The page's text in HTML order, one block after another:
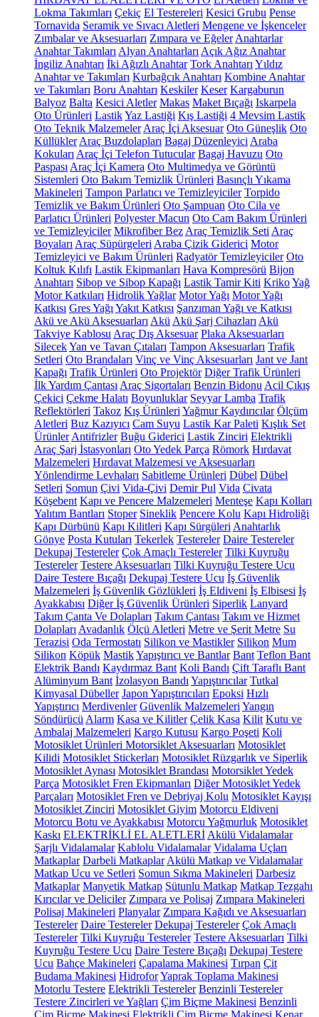
Lokma Takımları Çekiç El Testereleri Kesici Grubu Pense
Tornavida Seramik ve Sıvacı Aletleri Mengene ve İşkenceler
Zımbalar ve Aksesuarları Zımpara ve Eğeler Anahtarlar
Anahtar Takımları Alyan Anahtarları Açık Ağız Anahtar
İngiliz Anahtarı İki Ağızlı Anahtar Tork Anahtarı Yıldız
Anahtar ve Takımları Kurbağcık Anahtarı Kombine Anahtar
ve Takımları Boru Anahtarı Keskiler Keser Kargaburun
Balyoz Balta Kesici Aletler Makas Maket Bıçağı Iskarpela
Oto Ürünleri LastikYaz Lastiği Kış Lastiği 4 Mevsim Lastik
Oto Teknik Malzemeler Araç İçi Aksesuar Oto Güneşlik Oto
Küllükler Araç Buzdolapları Bagaj Düzenleyici Araba
Kokuları Araç İçi Telefon Tutucular Bagaj Havuzu Oto
Paspası Araç İçi Kamera Oto Multimedya ve Görüntü
Sistemleri Oto Bakım Temizlik Ürünleri Basınçlı Yıkama
Makineleri Tampon Parlatıcı ve Temizleyiciler Torpido
Temizlik ve Bakım Ürünleri Oto Şampuan Oto Cila ve
Parlatıcı Ürünleri Polyester Macun Oto Cam Bakım Ürünleri
ve Temizleyiciler Mikrofiber Bez Araç Temizlik Seti Araç
Boyaları Araç Süpürgeleri Araba Çizik Giderici Motor
Temizleyici ve Bakım Ürünleri Radyatör Temizleyiciler Oto
Koltuk Kılıfı Lastik Ekipmanları Hava Kompresörü Bijon
Anahtarı Sibop ve Sibop Kapağı Lastik Tamir Kiti KrikoYağ
Motor Katkıları Hidrolik Yağlar Motor Yağı Motor Yağı
Katkısı Gres Yağı Yakıt Katkısı Şanzıman Yağı ve Katkısı
Akü ve Akü Aksesuarları Akü Akü Şarj Cihazları Akü
Takviye Kablosu Araç Dış Aksesuar Plaka Aksesuarları
SilecekYan ve Tavan Çıtaları Tampon Aksesuarları Trafik
Setleri Oto Brandaları Vinç ve Vinç Aksesuarları Jant ve Jant
Kapağı Trafik Ürünleri Oto Projektör Diğer Trafik Ürünleri
İlk Yardım Çantası Araç Sigortaları Benzin Bidonu Acil Çıkış
Çekici Çekme Halatı Boyunluklar Seyyar Lamba Trafik
Reflektörleri Takoz Kış Ürünleri Yağmur Kaydırıcılar Ölçüm
Aletleri Buz Kazıyıcı Cam Suyu Lastik Kar Paleti Kışlık Set
Ürünler Antifrizler Buğu Giderici Lastik Zinciri Elektrikli
Araç Şarj İstasyonları Oto Yedek Parça Römork Hırdavat
Malzemeleri Hırdavat Malzemesi ve Aksesuarları
Yönlendirme Levhaları Sabitleme Ürünleri Dübel Dübel
Setleri Somun Çivi Vida-Çivi Demir Pul Vida Civata
Köşebent Kapı ve Pencere Malzemeleri Menteşe Kapı Kolları
Yalıtım Bantları Stoper Sineklik Pencere Kolu Kapı Hidroliği
Kapı Dürbünü Kapı Kilitleri Kapı Sürgüleri Anahtarlık
Gönye Posta Kutuları Tekerlek Testereler Daire Testereler
Dekupaj Testereler Çok Amaçlı Testereler Tilki Kuyruğu
Testereler Testere Aksesuarları Tilki Kuyruğu Testere Ucu
Daire Testere Bıçağı Dekupaj Testere Ucu İş Güvenlik
Malzemeleri İş Güvenlik Gözlükleri İş Eldiveni İş Elbisesi İş
Ayakkabısı Diğer İş Güvenlik Ürünleri Siperlik Lanyard
Takım Çanta Ve Dolapları Takım Çantası Takım ve Hizmet
Dolapları Avadanlık Ölçü Aletleri Metre ve Şerit Metre Su
Terazisi Oda Termostatı Silikon ve Mastikler Silikon Mum
Silikon Köpük MastikYapıştırıcı ve Bantlar Bant Teflon Bant
Elektrik Bandı Kaydırmaz Bant Koli Bandı Çift Taraflı Bant
Alüminyum Bant İzolasyon Bandı Yapıştırıcılar Tutkal
Kimyasal Dübeller Japon Yapıştırıcıları Epoksi Hızlı
Yapıştırıcı Merdivenler Güvenlik Malzemeleri Yangın
Söndürücü Alarm Kasa ve Kilitler Çelik Kasa Kilit Kutu ve
Ambalaj Malzemeleri Kargo Kutusu Kargo Poşeti Koli
Motosiklet Ürünleri Motorsiklet Aksesuarları Motosiklet
Kilidi Motosiklet Stickerları Motosiklet Rüzgarlık ve Siperlik
Motosiklet Aynası Motosiklet Brandası Motorsiklet Yedek
Parça Motosiklet Fren Ekipmanları Diğer Motosiklet Yedek
Parçaları Motosiklet Fren ve Debriyaj Kolu Motosiklet Kayışı
Motosiklet Zinciri Motosiklet Giyim Motorcu Eldiveni
Motorcu Botu ve Ayakkabısı Motorcu Yağmurluk Motosiklet
Kaskı ELEKTRİKLİ EL ALETLERİ Akülü Vidalamalar
Şarjlı Vidalamalar Kablolu Vidalamalar Vidalama Uçları
Matkaplar Darbeli Matkaplar Akülü Matkap ve Vidalamalar
Matkap Ucu ve Setleri Somun Sıkma Makineleri Darbesiz
Matkaplar Manyetik Matkap Sütunlu Matkap Matkap Tezgahı
Kırıcılar ve Deliciler Zımpara ve Polisaj Zımpara Makineleri
Polisaj Makineleri Planyalar Zımpara Kağıdı ve Aksesuarları
Testereler Daire Testereler Dekupaj Testereler Çok Amaçlı
Testereler Tilki Kuyruğu Testereler Testere Aksesuarları Tilki
Kuyruğu Testere Ucu Daire Testere Bıçağı Dekupaj Testere
Ucu Bahçe Makineleri Çapalama Makinesi Tırpan Çit
Budama Makinesi HidroforYaprak Toplama Makinesi
Motorlu Testere Elektrikli Testereler Benzinli Testereler
Testere Zincirleri ve Yağları Çim Biçme Makinesi Benzinli
Çim Biçme Makinesi Elektrikli Çim Biçme Makinesi Kenar